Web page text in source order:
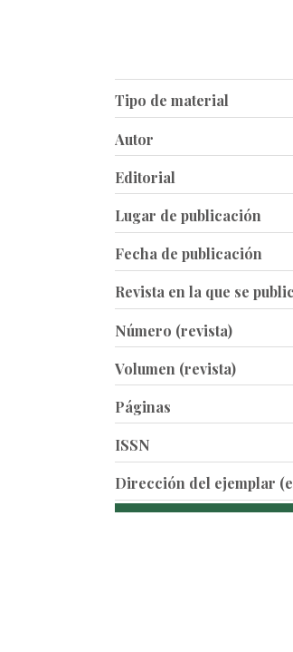
Tipo de material
Autor
Editorial
Lugar de publicación
Fecha de publicación
Revista en la que se
Número (revista)
Volumen (revista)
Páginas
ISSN
Dirección del ejemplar